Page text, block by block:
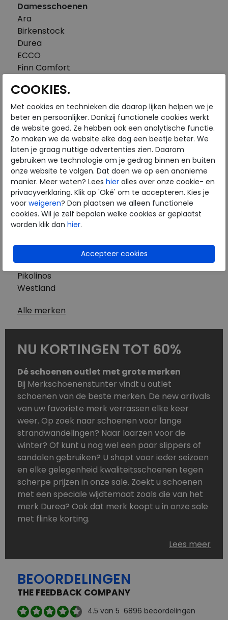
Damesschoenen
Ara
Birkenstock
Durea
ECCO
Finn Comfort
Gabor
Piedi Nudi
Pikolinos
Solidus
Think
Waldlaufer
Westland
Wolky
Herenschoenen
Australian
Birkenstock
Clarks
Mephisto
Pikolinos
Westland
Alle merken
NU KORTINGEN TOT 60%
Dé schoenen outlet met grote merken
Bij Merkschoenenstunter vindt u outlet
schoenen van de beste merken. De new arrivals
van uw favoriete merk verrassen elke keer
weer. Op zoek naar schoenen voor lange
strandwandelingen? Naar laarzen voor de
winter? Of kunt u nog wel een paar slippers of
sandalen gebruiken? U shopt voor ieder seizoen
en elke gelegenheid kwaliteitsschoenen tegen
scherpe prijzen in onze sale. Zoekt u schoenen
met een speciale wijdtemaat zoals die van het
merk Durea? Ook dat merk koopt u in onze sale
met flinke korting.
Schoenen heeft u nooit genoeg. Goedkope
schoenen, maar dus wel van topmerken,
aanbod is zo compleet dat u altijd wel een
passend paar vindt.
Welke schoenmerken vindt u in onze online
Lees meer
BEOORDELINGEN
THE FEEDBACK COMPANY
4.5 van 5 6896 beoordelingen
COOKIES.
Met cookies en technieken die daarop lijken helpen we je
beter en persoonlijker. Dankzij functionele cookies werkt
de website goed. Ze hebben ook een analytische functie.
Zo maken we de website elke dag een beetje beter. We
laten je graag nuttige advertenties zien. Daarom
gebruiken we technologie om je gedrag binnen en buiten
onze website te volgen. Dat doen we op een anonieme
manier. Meer weten? Lees hier alles over onze cookie- en
privacyverklaring. Klik op 'Oké' om te accepteren. Kies je
voor weigeren? Dan plaatsen we alleen functionele
cookies. Wil je zelf bepalen welke cookies er geplaatst
worden klik dan hier.